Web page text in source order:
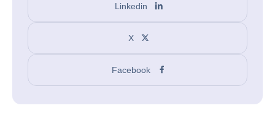
Linkedin
X
Facebook